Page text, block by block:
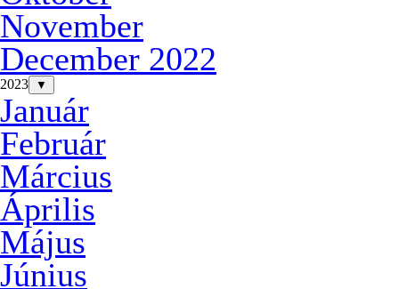
November
December 2022
2023 ▼
Január
Február
Március
Április
Május
Június